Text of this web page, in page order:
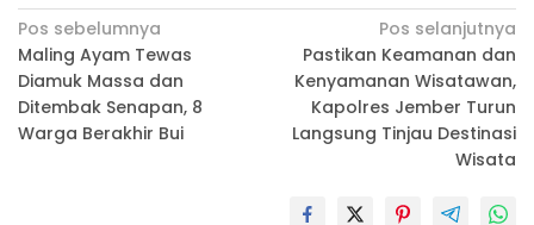
Navigasi
pos
Pos sebelumnya
Maling Ayam Tewas
Diamuk Massa dan
Ditembak Senapan, 8
Warga Berakhir Bui
Pos selanjutnya
Pastikan Keamanan dan
Kenyamanan Wisatawan,
Kapolres Jember Turun
Langsung Tinjau Destinasi
Wisata